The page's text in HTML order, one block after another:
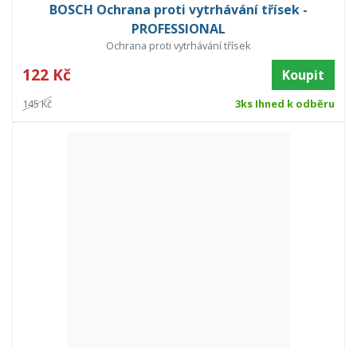
BOSCH Ochrana proti vytrhávání třísek -
PROFESSIONAL
Ochrana proti vytrhávání třísek
122 Kč Koupit
145 Kč 3ks Ihned k odběru